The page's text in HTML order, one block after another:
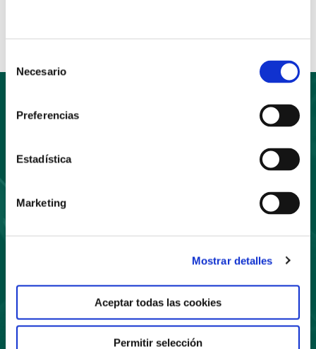
de Necesario
Preferencias
Estadística
Marketing
Mostrar detalles
Aceptar todas las cookies
Permitir selección
Suscríbete
a nuestro boletín